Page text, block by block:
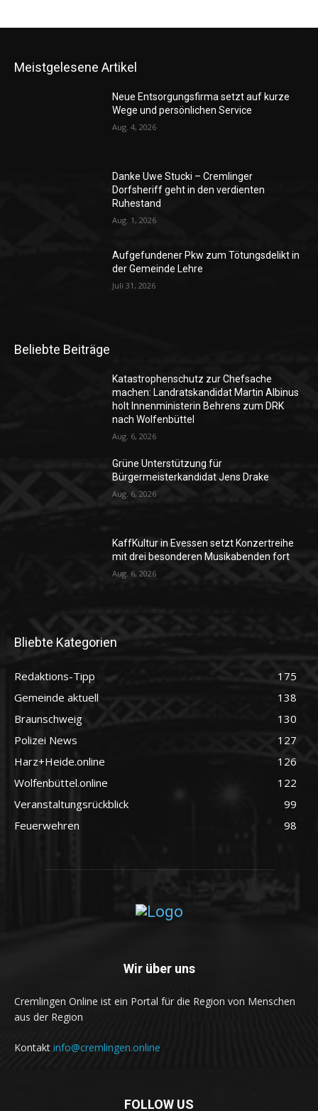
Meistgelesene Artikel
Neue Entsorgungsfirma setzt auf kurze
Wege und persönlichen Service
Aug. 4, 2026
Danke Uwe Stucki – Cremlinger
Dorfsheriff geht in den verdienten
Ruhestand
Aug. 1, 2026
Aufgefundener Pkw zum Tötungsdelikt in
der Gemeinde Lehre
Juli 31, 2026
Beliebte Beiträge
Katastrophenschutz zur Chefsache
machen: Landratskandidat Martin Albinus
holt Innenministerin Behrens zum DRK
nach Wolfenbüttel
Aug. 6, 2026
Grüne Unterstützung für
Bürgermeisterkandidat Jens Drake
Aug. 6, 2026
KaffKultur in Evessen setzt Konzertreihe
mit drei besonderen Musikabenden fort
Aug. 6, 2026
Bliebte Kategorien
Redaktions-Tipp
175
Gemeinde aktuell
138
Braunschweig
130
Polizei News
127
Harz+Heide.online
126
Wolfenbüttel.online
122
Veranstaltungsrückblick
99
Feuerwehren
98
Wir über uns
Cremlingen Online ist ein Portal für die Region von Menschen
aus der Region
Kontakt info@cremlingen.online
FOLLOW US